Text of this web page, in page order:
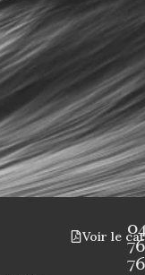
76
76
Voir le